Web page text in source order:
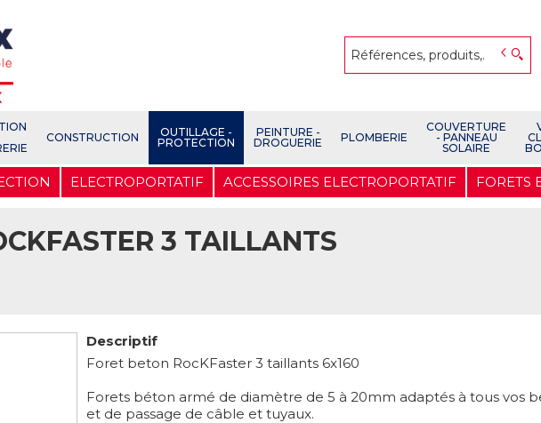
CONSTRUCTION
OUTILLAGE -
PROTECTION
PEINTURE -
DROGUERIE
PLOMBERIE
COUVERTURE
- PANNEAU
SOLAIRE
ELECTROPORTATIF ACCESSOIRES ELECTROPORTATIF FORETS
3 TAILLANTS
Descriptif
Foret beton RocKFaster 3 taillants 6x160
Forets béton armé de diamètre de 5 à 20mm adaptés à tous vos
et de passage de câble et tuyaux.